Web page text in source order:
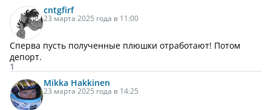
cntgfirf
23 марта 2025 года в 11:00
Сперва пусть полученные плюшки отработают! Потом
депорт.
1
Mikka Hakkinen
23 марта 2025 года в 14:25